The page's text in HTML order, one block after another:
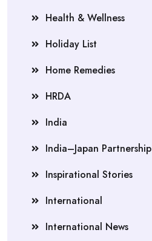
Health & Wellness
Holiday List
Home Remedies
HRDA
India
India–Japan Partnership
Inspirational Stories
International
International News